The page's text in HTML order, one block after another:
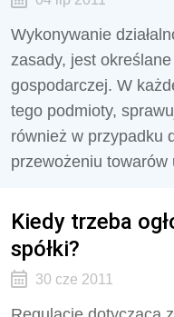
Wykonywanie
zasady, jest określane
gospodarczej. W
tego podmioty,
również w przypadku
przewożeniu
Kiedy trzeba
spółki?
30 cze 2011